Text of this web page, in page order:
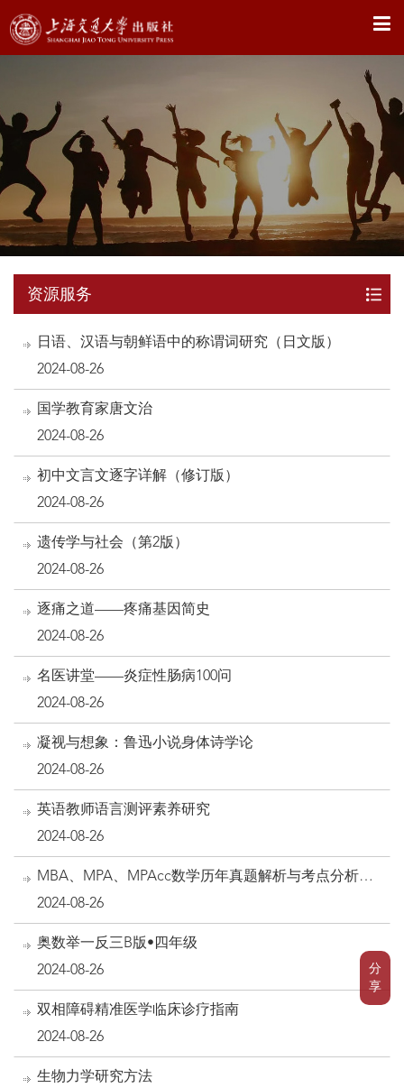
X
分
享
资源服务
日语、汉语与朝鲜语中的称谓词研究（日文版）
2024-08-26
国学教育家唐文治
2024-08-26
初中文言文逐字详解（修订版）
2024-08-26
遗传学与社会（第2版）
2024-08-26
逐痛之道——疼痛基因简史
2024-08-26
名医讲堂——炎症性肠病100问
2024-08-26
凝视与想象：鲁迅小说身体诗学论
2024-08-26
英语教师语言测评素养研究
2024-08-26
MBA、MPA、MPAcc数学历年真题解析与考点分析
（2023版）
2024-08-26
奥数举一反三B版•四年级
2024-08-26
双相障碍精准医学临床诊疗指南
2024-08-26
生物力学研究方法